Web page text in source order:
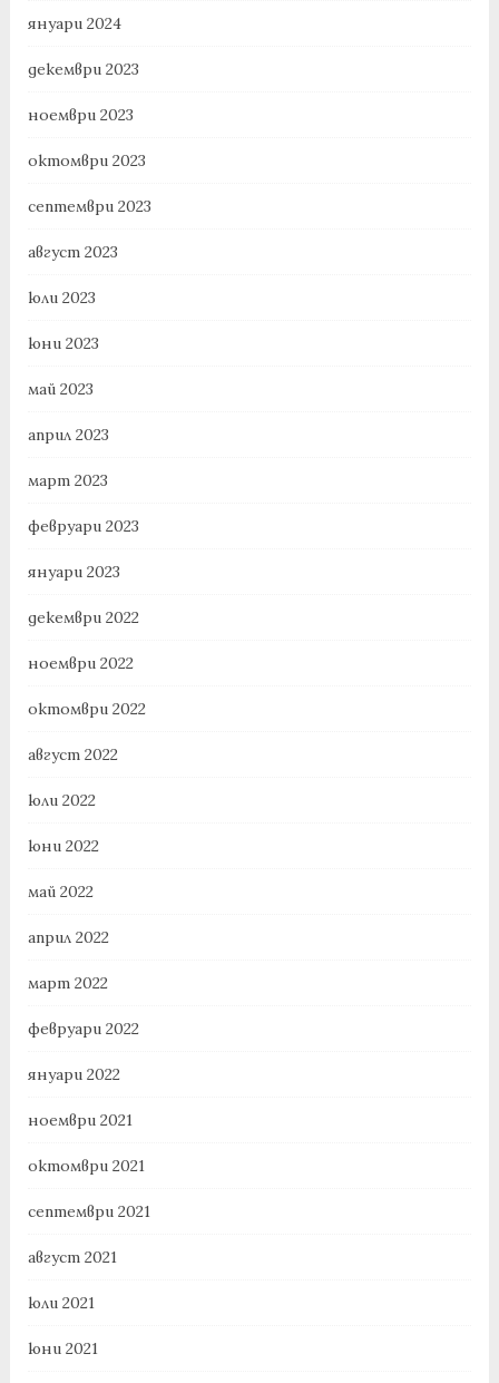
януари 2024
декември 2023
ноември 2023
октомври 2023
септември 2023
август 2023
юли 2023
юни 2023
май 2023
април 2023
март 2023
февруари 2023
януари 2023
декември 2022
ноември 2022
октомври 2022
август 2022
юли 2022
юни 2022
май 2022
април 2022
март 2022
февруари 2022
януари 2022
ноември 2021
октомври 2021
септември 2021
август 2021
юли 2021
юни 2021